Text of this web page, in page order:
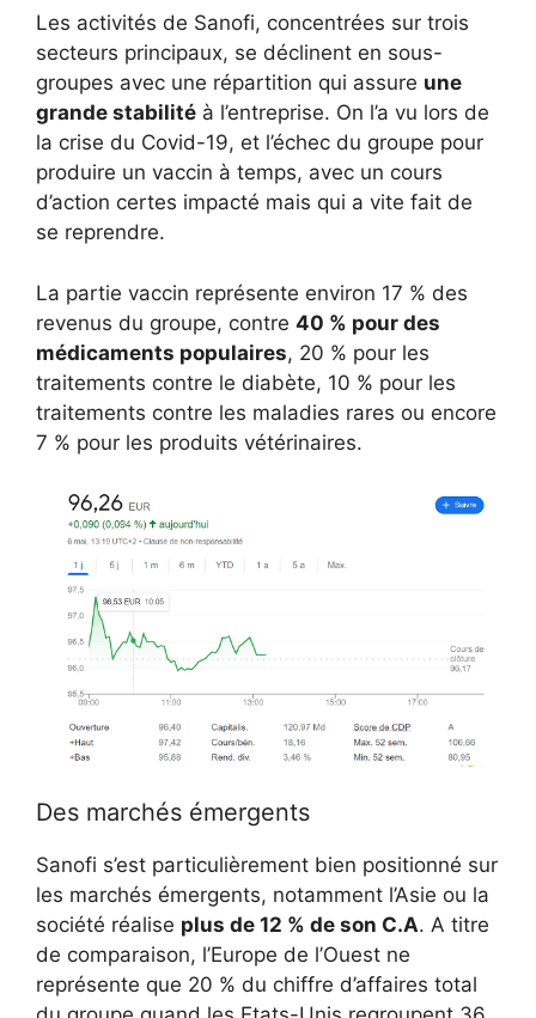
Les activités de Sanofi, concentrées sur trois
secteurs principaux, se déclinent en sous-
groupes avec une répartition qui assure une
grande stabilité à l’entreprise. On l’a vu lors de
la crise du Covid-19, et l’échec du groupe pour
produire un vaccin à temps, avec un cours
d’action certes impacté mais qui a vite fait de
se reprendre.
La partie vaccin représente environ 17 % des
revenus du groupe, contre 40 % pour des
médicaments populaires, 20 % pour les
traitements contre le diabète, 10 % pour les
traitements contre les maladies rares ou encore
7 % pour les produits vétérinaires.
Des marchés émergents
Sanofi s’est particulièrement bien positionné sur
les marchés émergents, notamment l’Asie ou la
société réalise plus de 12 % de son C.A. A titre
de comparaison, l’Europe de l’Ouest ne
représente que 20 % du chiffre d’affaires total